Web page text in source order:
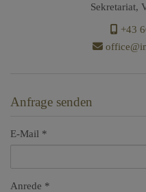
Sekretariat,
+43
Anfrage senden
E-Mail
Anrede